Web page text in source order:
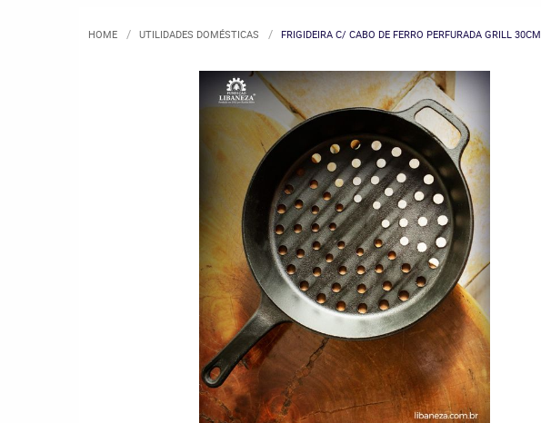
HOME UTILIDADES DOMÉSTICAS FRIGIDEIRA C/ CABO DE FERRO PERFURADA GRILL 30CM